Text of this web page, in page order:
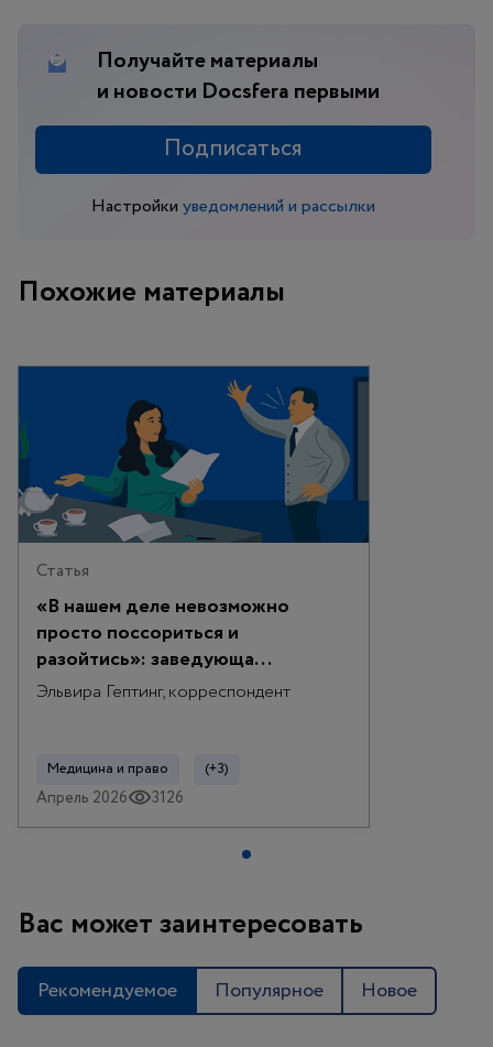
Получайте материалы
и новости Docsfera первыми
Настройки уведомлений и рассылки
Подписаться
Похожие материалы
Статья
«В нашем деле невозможно
просто поссориться и
разойтись»: заведующа...
Эльвира Гептинг, корреспондент
Медицина и право (+3)
Апрель 2026 3126
Вас может заинтересовать
Рекомендуемое Популярное Новое